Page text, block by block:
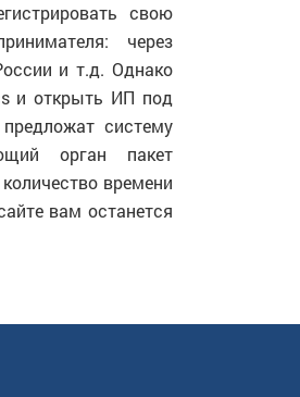
свою
через
и т.д. Однако
и открыть ИП под
систему
орган пакет
времени
вам останется